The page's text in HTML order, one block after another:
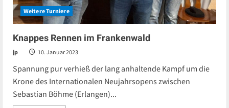
Weitere Turniere
Knappes Rennen im Frankenwald
jp 10. Januar 2023
Spannung pur verhieß der lang anhaltende Kampf um die
Krone des Internationalen Neujahrsopens zwischen
Sebastian Böhme (Erlangen)...